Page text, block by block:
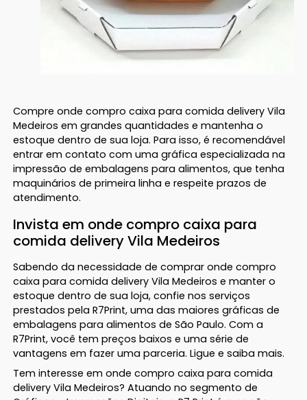
Compre onde compro caixa para comida delivery Vila
Medeiros em grandes quantidades e mantenha o
estoque dentro de sua loja. Para isso, é recomendável
entrar em contato com uma gráfica especializada na
impressão de embalagens para alimentos, que tenha
maquinários de primeira linha e respeite prazos de
atendimento.
Invista em onde compro caixa para
comida delivery Vila Medeiros
Sabendo da necessidade de comprar onde compro
caixa para comida delivery Vila Medeiros e manter o
estoque dentro de sua loja, confie nos serviços
prestados pela R7Print, uma das maiores gráficas de
embalagens para alimentos de São Paulo. Com a
R7Print, você tem preços baixos e uma série de
vantagens em fazer uma parceria. Ligue e saiba mais.
Tem interesse em onde compro caixa para comida
delivery Vila Medeiros? Atuando no segmento de